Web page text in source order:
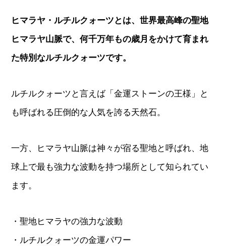
ヒマラヤ・ルチルクォーツとは、世界最高峰の聖地
ヒマラヤ山脈で、何千万年もの歳月をかけて育まれ
た特別なルチルクォーツです。
ルチルクォーツと言えば「金運ストーンの王様」と
も呼ばれる圧倒的な人気を誇る天然石。
一方、ヒマラヤ山脈は神々が宿る聖地と呼ばれ、地
球上で最も強力な波動を持つ場所として知られてい
ます。
・聖地ヒマラヤの強力な波動
・ルチルクォーツの金運パワー